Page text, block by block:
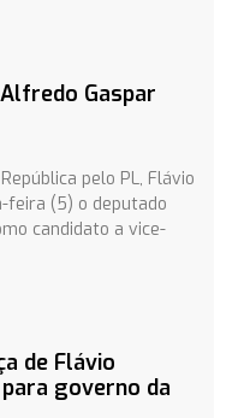
Gaspar
pelo PL, Flávio
feira (5) o deputado
candidato a vice-
de Flávio
governo da